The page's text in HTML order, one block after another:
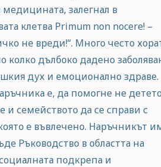
залегнал в
клетва Primum non nocere! –
не вреди!“. Много често
колко дълбоко дадено
дух и емоционално здраве.
е, да помогне не
и семейството да се справи с
е въвлечено. Наръчникът
Ръководство в областта на
подкрепа и